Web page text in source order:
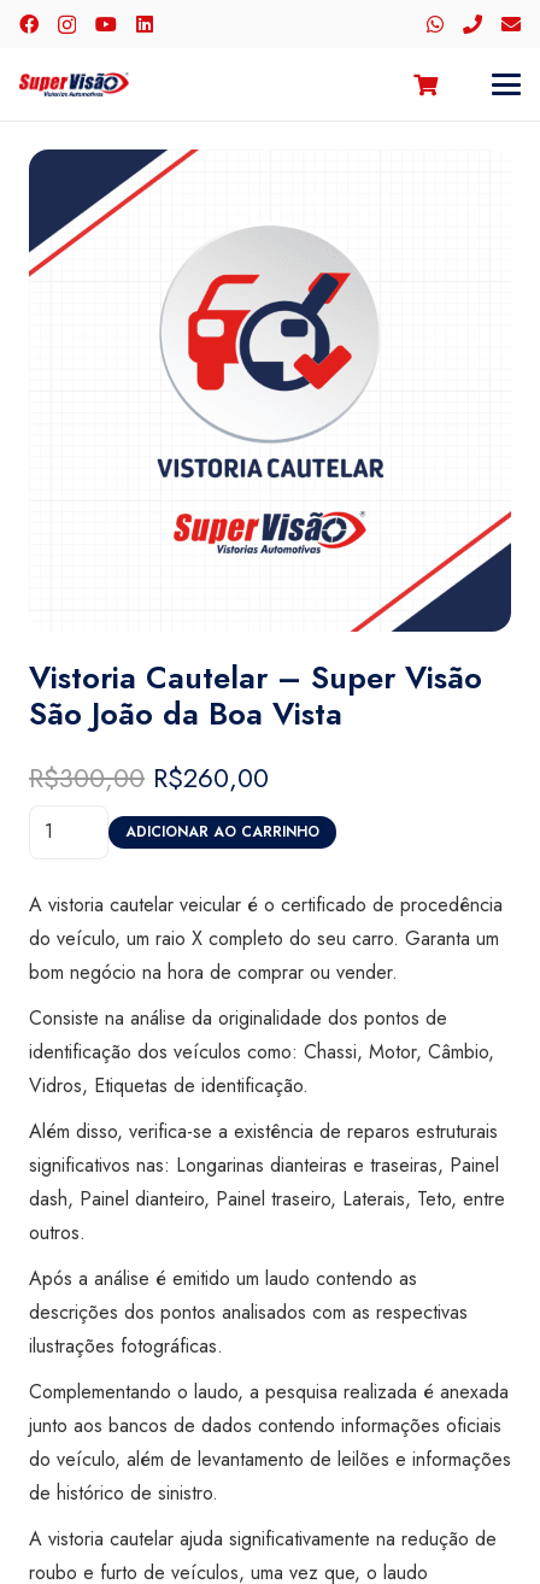
Vistoria Cautelar – Super Visão
São João da Boa Vista
R$300,00 O
preço
original
R$300,00.
R$260,00
preço
atual
R$260,00.
Vistoria
Super
Visão
João
da
Boa
Vista
quantidade
ADICIONAR AO CARRINHO
A vistoria cautelar veicular é o certificado de procedência
do veículo, um raio X completo do seu carro. Garanta um
bom negócio na hora de comprar ou vender.
Consiste na análise da originalidade dos pontos de
identificação dos veículos como: Chassi, Motor, Câmbio,
Vidros, Etiquetas de identificação.
Além disso, verifica-se a existência de reparos estruturais
significativos nas: Longarinas dianteiras e traseiras, Painel
dash, Painel dianteiro, Painel traseiro, Laterais, Teto, entre
outros.
Após a análise é emitido um laudo contendo as
descrições dos pontos analisados com as respectivas
ilustrações fotográficas.
Complementando o laudo, a pesquisa realizada é anexada
junto aos bancos de dados contendo informações oficiais
do veículo, além de levantamento de leilões e informações
de histórico de sinistro.
A vistoria cautelar ajuda significativamente na redução de
roubo e furto de veículos, uma vez que, o laudo